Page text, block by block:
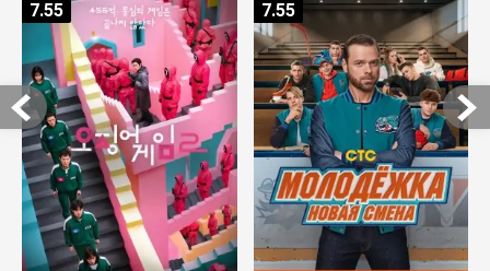
7.55 7.55